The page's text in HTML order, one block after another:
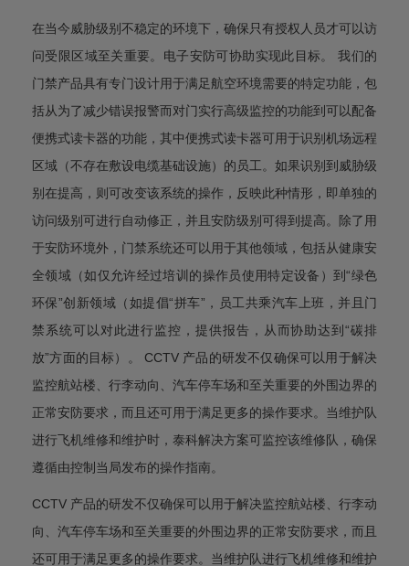
在当今威胁级别不稳定的环境下，确保只有授权人员才可以访
问受限区域至关重要。电子安防可协助实现此目标。 我们的
门禁产品具有专门设计用于满足航空环境需要的特定功能，包
括从为了减少错误报警而对门实行高级监控的功能到可以配备
便携式读卡器的功能，其中便携式读卡器可用于识别机场远程
区域（不存在敷设电缆基础设施）的员工。如果识别到威胁级
别在提高，则可改变该系统的操作，反映此种情形，即单独的
访问级别可进行自动修正，并且安防级别可得到提高。除了用
于安防环境外，门禁系统还可以用于其他领域，包括从健康安
全领域（如仅允许经过培训的操作员使用特定设备）到“绿色
环保”创新领域（如提倡“拼车”，员工共乘汽车上班，并且门
禁系统可以对此进行监控，提供报告，从而协助达到“碳排
放”方面的目标）。 CCTV 产品的研发不仅确保可以用于解决
监控航站楼、行李动向、汽车停车场和至关重要的外围边界的
正常安防要求，而且还可用于满足更多的操作要求。当维护队
进行飞机维修和维护时，泰科解决方案可监控该维修队，确保
遵循由控制当局发布的操作指南。
CCTV 产品的研发不仅确保可以用于解决监控航站楼、行李动
向、汽车停车场和至关重要的外围边界的正常安防要求，而且
还可用于满足更多的操作要求。当维护队进行飞机维修和维护